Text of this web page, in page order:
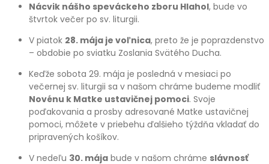
Nácvik nášho speváckeho zboru Hlahol, bude vo
štvrtok večer po sv. liturgii.
V piatok 28. mája je voľnica, preto že je poprazdenstvo
– obdobie po sviatku Zoslania Svätého Ducha.
Keďže sobota 29. mája je posledná v mesiaci po
večernej sv. liturgii sa v našom chráme budeme modliť
Novénu k Matke ustavičnej pomoci. Svoje
poďakovania a prosby adresované Matke ustavičnej
pomoci, môžete v priebehu ďalšieho týždňa vkladať do
pripravených košíkov.
V nedeľu 30. mája bude v našom chráme slávnosť